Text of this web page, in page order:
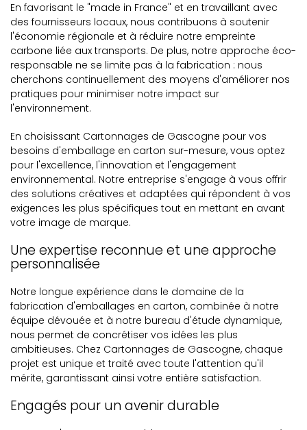
En favorisant le "made in France" et en travaillant avec
des fournisseurs locaux, nous contribuons à soutenir
l'économie régionale et à réduire notre empreinte
carbone liée aux transports. De plus, notre approche éco-
responsable ne se limite pas à la fabrication : nous
cherchons continuellement des moyens d'améliorer nos
pratiques pour minimiser notre impact sur
l'environnement.
En choisissant Cartonnages de Gascogne pour vos
besoins d'emballage en carton sur-mesure, vous optez
pour l'excellence, l'innovation et l'engagement
environnemental. Notre entreprise s'engage à vous offrir
des solutions créatives et adaptées qui répondent à vos
exigences les plus spécifiques tout en mettant en avant
votre image de marque.
Une expertise reconnue et une approche
personnalisée
Notre longue expérience dans le domaine de la
fabrication d'emballages en carton, combinée à notre
équipe dévouée et à notre bureau d'étude dynamique,
nous permet de concrétiser vos idées les plus
ambitieuses. Chez Cartonnages de Gascogne, chaque
projet est unique et traité avec toute l'attention qu'il
mérite, garantissant ainsi votre entière satisfaction.
Engagés pour un avenir durable